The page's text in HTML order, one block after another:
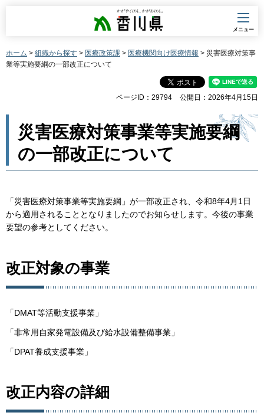
香川県
メニュー
ホーム > 組織から探す > 医療政策課 > 医療機関向け医療情報 > 災害医療対策事
業等実施要綱の一部改正について
ページID：29794 公開日：2026年4月15日
災害医療対策事業等実施要綱
の一部改正について
「災害医療対策事業等実施要綱」が一部改正され、令和8年4月1日
から適用されることとなりましたのでお知らせします。今後の事業
要望の参考としてください。
改正対象の事業
「DMAT等活動支援事業」
「非常用自家発電設備及び給水設備整備事業」
「DPAT養成支援事業」
改正内容の詳細